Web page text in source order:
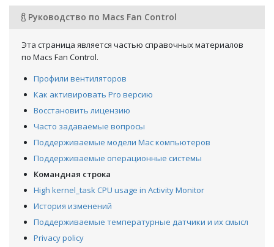
Руководство по Macs Fan Control
Эта страница является частью справочных материалов
по Macs Fan Control.
Профили вентиляторов
Как активировать Pro версию
Восстановить лицензию
Часто задаваемые вопросы
Поддерживаемые модели Mac компьютеров
Поддерживаемые операционные системы
Командная строка
High kernel_task CPU usage in Activity Monitor
История изменений
Поддерживаемые температурные датчики и их смысл
Privacy policy